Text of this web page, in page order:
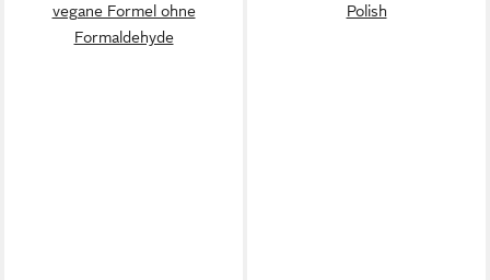
vegane Formel ohne
Formaldehyde
Polish